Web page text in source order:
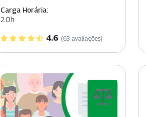
Carga Horária:
20h
4.6 (63 avaliações)